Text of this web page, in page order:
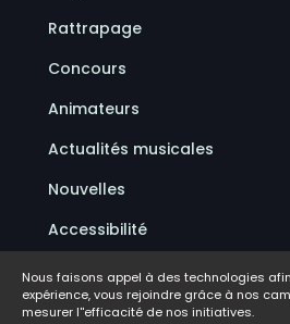
Rattrapage
Concours
Animateurs
Actualités musicales
Nouvelles
Accessibilité
Politique de confidentialité
Conditions d'utilisation
Nous faisons appel à des technologies
expérience, vous rejoindre grâce à nos
mesurer l''efficacité de nos initiatives.